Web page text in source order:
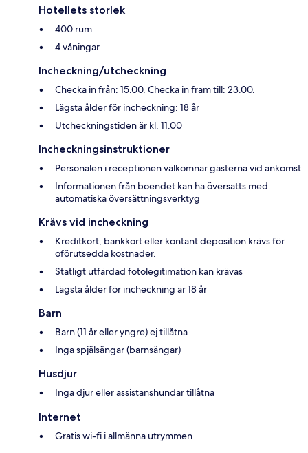
Hotellets storlek
400 rum
4 våningar
Incheckning/utcheckning
Checka in från: 15.00. Checka in fram till: 23.00.
Lägsta ålder för incheckning: 18 år
Utcheckningstiden är kl. 11.00
Incheckningsinstruktioner
Personalen i receptionen välkomnar gästerna vid ankomst.
Informationen från boendet kan ha översatts med
automatiska översättningsverktyg
Krävs vid incheckning
Kreditkort, bankkort eller kontant deposition krävs för
oförutsedda kostnader.
Statligt utfärdad fotolegitimation kan krävas
Lägsta ålder för incheckning är 18 år
Barn
Barn (11 år eller yngre) ej tillåtna
Inga spjälsängar (barnsängar)
Husdjur
Inga djur eller assistanshundar tillåtna
Internet
Gratis wi-fi i allmänna utrymmen